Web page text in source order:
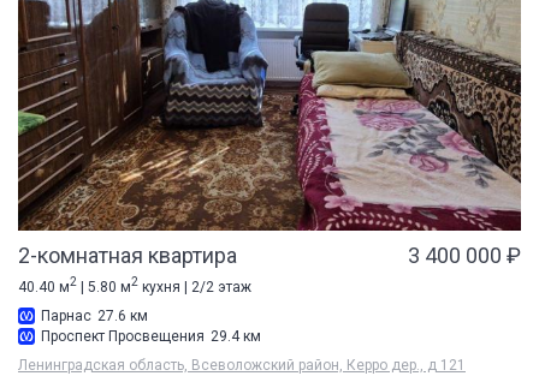
2-комнатная квартира 3 400 000 ₽
40.40 м2 | 5.80 м2 кухня | 2/2 этаж
Парнас 27.6 км
Проспект Просвещения 29.4 км
Ленинградская область, Всеволожский район, Керро дер., д 121